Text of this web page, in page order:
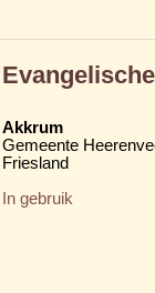
Akkrum
Gemeente
Friesland
In gebruik